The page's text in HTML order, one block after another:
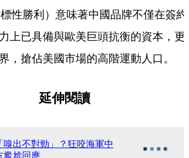
性勝利）意味著中國品牌不僅在簽約
上已具備與歐美巨頭抗衡的資本，更
，搶佔美國市場的高階運動人口。
延伸閱讀
嗅出不對勁」？狂咬海軍中
尬回應